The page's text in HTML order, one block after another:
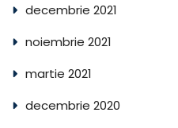
decembrie 2021
noiembrie 2021
martie 2021
decembrie 2020